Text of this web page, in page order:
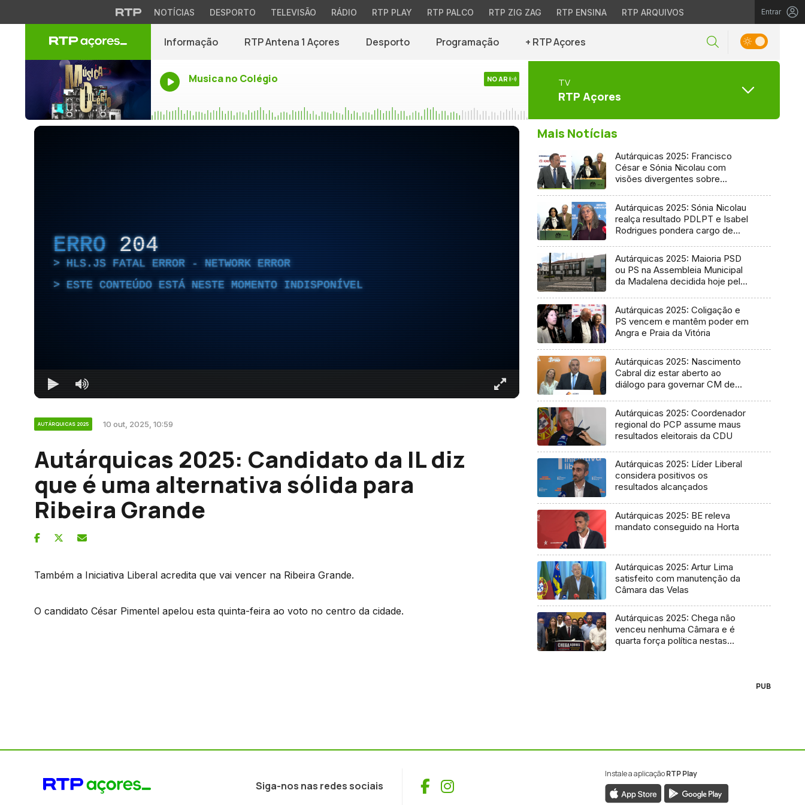
NOTÍCIAS DESPORTO TELEVISÃO RÁDIO RTP PLAY RTP PALCO RTP ZIG ZAG RTP ENSINA RTP ARQUIVOS Entrar
Informação RTP Antena 1 Açores Desporto Programação + RTP Açores
Musica no Colégio NO AR TV
RTP Açores
ERRO 204
HLS.JS FATAL ERROR - NETWORK ERROR
ESTE CONTEÚDO ESTÁ NESTE MOMENTO INDISPONÍVEL
AUTÁRQUICAS 2025 10 out, 2025, 10:59
Autárquicas 2025: Candidato da IL diz
que é uma alternativa sólida para
Ribeira Grande
Também a Iniciativa Liberal acredita que vai vencer na Ribeira Grande.
O candidato César Pimentel apelou esta quinta-feira ao voto no centro da cidade.
Mais Notícias
Autárquicas 2025: Francisco
César e Sónia Nicolau com
visões divergentes sobre
Autárquicas 2025: Sónia Nicolau
realça resultado PDLPT e Isabel
Rodrigues pondera cargo de
Autárquicas 2025: Maioria PSD
ou PS na Assembleia Municipal
da Madalena decidida hoje pelo
Autárquicas 2025: Coligação e
PS vencem e mantêm poder em
Angra e Praia da Vitória
Autárquicas 2025: Nascimento
Cabral diz estar aberto ao
diálogo para governar CM de
Autárquicas 2025: Coordenador
regional do PCP assume maus
resultados eleitorais da CDU
Autárquicas 2025: Líder Liberal
considera positivos os
resultados alcançados
Autárquicas 2025: BE releva
mandato conseguido na Horta
Autárquicas 2025: Artur Lima
satisfeito com manutenção da
Câmara das Velas
Autárquicas 2025: Chega não
venceu nenhuma Câmara e é
quarta força política nestas
PUB
Siga-nos nas redes sociais Facebook
Instagram
Instale a aplicaçãoRTP Play